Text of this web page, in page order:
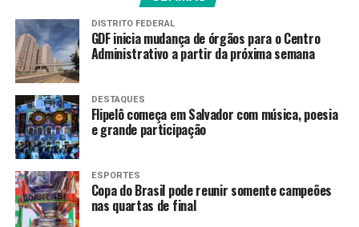
Há situações em que visualiza círculos coloridos ou
reflexos intensos em torno de lâmpadas e faróis de
carros, especialmente à noite e percebe as cores
menos intensas ou com um tom amarelado.
Outros sinais que fazem acender o alerta é a
necessidade de alterar a prescrição de lentes com
frequência e enxergar duas imagens de um único
objeto, mesmo quando se fecha um dos olhos
Procedimento
DISTRITO FEDERAL
GDF inicia mudança de órgãos para o Centro
Administrativo a partir da próxima semana
DESTAQUES
Flipelô começa em Salvador com música, poesia
e grande participação
ESPORTES
Copa do Brasil pode reunir somente campeões
nas quartas de final